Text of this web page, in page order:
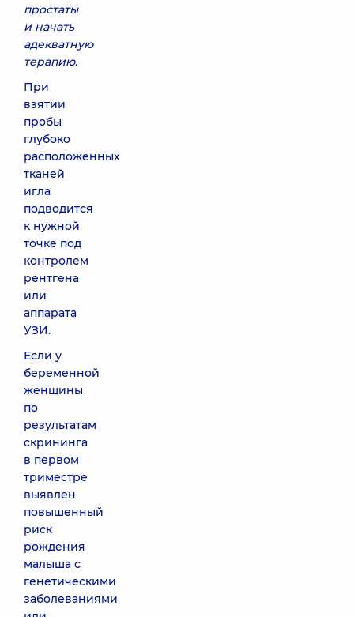
простаты
и начать
адекватную
терапию.
При
взятии
пробы
глубоко
расположенных
тканей
игла
подводится
к нужной
точке под
контролем
рентгена
или
аппарата
УЗИ.
Если у
беременной
женщины
по
результатам
скрининга
в первом
триместре
выявлен
повышенный
риск
рождения
малыша с
генетическими
заболеваниями